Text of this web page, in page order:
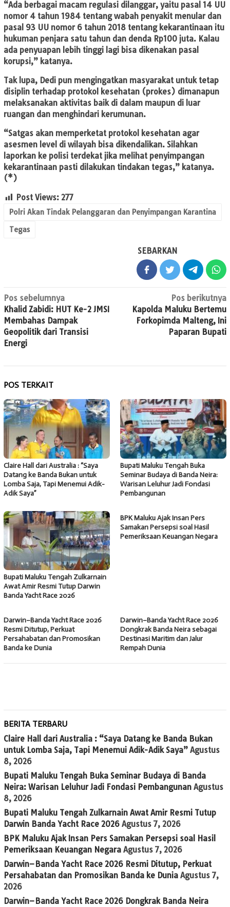
“Ada berbagai macam regulasi dilanggar, yaitu pasal 14 UU
nomor 4 tahun 1984 tentang wabah penyakit menular dan
pasal 93 UU nomor 6 tahun 2018 tentang kekarantinaan itu
hukuman penjara satu tahun dan denda Rp100 juta. Kalau
ada penyuapan lebih tinggi lagi bisa dikenakan pasal
korupsi,” katanya.
Tak lupa, Dedi pun mengingatkan masyarakat untuk tetap
disiplin terhadap protokol kesehatan (prokes) dimanapun
melaksanakan aktivitas baik di dalam maupun di luar
ruangan dan menghindari kerumunan.
“Satgas akan memperketat protokol kesehatan agar
asesmen level di wilayah bisa dikendalikan. Silahkan
laporkan ke polisi terdekat jika melihat penyimpangan
kekarantinaan pasti dilakukan tindakan tegas,” katanya.
(*)
Post Views: 277
Polri Akan Tindak Pelanggaran dan Penyimpangan Karantina
Tegas
SEBARKAN
Navigasi
pos
Pos sebelumnya
Khalid Zabidi: HUT Ke-2 JMSI
Membahas Dampak
Geopolitik dari Transisi
Energi
Pos berikutnya
Kapolda Maluku Bertemu
Forkopimda Malteng, Ini
Paparan Bupati
POS TERKAIT
Claire Hall dari Australia : “Saya
Datang ke Banda Bukan untuk
Lomba Saja, Tapi Menemui Adik-
Adik Saya”
Bupati Maluku Tengah Buka
Seminar Budaya di Banda Neira:
Warisan Leluhur Jadi Fondasi
Pembangunan
Bupati Maluku Tengah Zulkarnain
Awat Amir Resmi Tutup Darwin
Banda Yacht Race 2026
BPK Maluku Ajak Insan Pers
Samakan Persepsi soal Hasil
Pemeriksaan Keuangan Negara
Darwin–Banda Yacht Race 2026
Resmi Ditutup, Perkuat
Persahabatan dan Promosikan
Banda ke Dunia
Darwin–Banda Yacht Race 2026
Dongkrak Banda Neira sebagai
Destinasi Maritim dan Jalur
Rempah Dunia
BERITA TERBARU
Claire Hall dari Australia : “Saya Datang ke Banda Bukan
untuk Lomba Saja, Tapi Menemui Adik-Adik Saya” Agustus
8, 2026
Bupati Maluku Tengah Buka Seminar Budaya di Banda
Neira: Warisan Leluhur Jadi Fondasi Pembangunan Agustus
8, 2026
Bupati Maluku Tengah Zulkarnain Awat Amir Resmi Tutup
Darwin Banda Yacht Race 2026 Agustus 7, 2026
BPK Maluku Ajak Insan Pers Samakan Persepsi soal Hasil
Pemeriksaan Keuangan Negara Agustus 7, 2026
Darwin–Banda Yacht Race 2026 Resmi Ditutup, Perkuat
Persahabatan dan Promosikan Banda ke Dunia Agustus 7,
2026
Darwin–Banda Yacht Race 2026 Dongkrak Banda Neira